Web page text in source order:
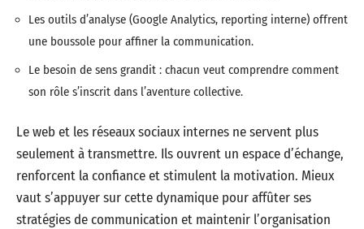
Les outils d’analyse (Google Analytics, reporting interne) offrent
une boussole pour affiner la communication.
Le besoin de sens grandit : chacun veut comprendre comment
son rôle s’inscrit dans l’aventure collective.
Le web et les réseaux sociaux internes ne servent plus
seulement à transmettre. Ils ouvrent un espace d’échange,
renforcent la confiance et stimulent la motivation. Mieux
vaut s’appuyer sur cette dynamique pour affûter ses
stratégies de communication et maintenir l’organisation